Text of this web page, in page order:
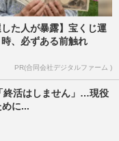
した人が暴露】宝くじ運
、必ずある前触れ
PR(合同会社デジタルファーム )
終活はしません」…現役
に...